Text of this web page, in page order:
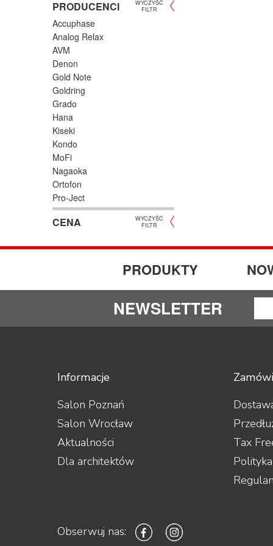
PRODUCENCI
WYCZYŚĆ
FILTR
Accuphase
Analog Relax
AVM
Denon
Gold Note
Goldring
Grado
Hana
Kiseki
Kondo
MoFi
Nagaoka
Ortofon
Pro-Ject
Rega
Roksan
Soundsmith
CENA
WYCZYŚĆ
FILTR
Jaki
Szlif
albo
W
PRODUKTY
NEWSLETTER
Informacje
Salon Poznań
Salon Wrocław
Aktualności
Dla architektów
Tax
Obserwuj nas: